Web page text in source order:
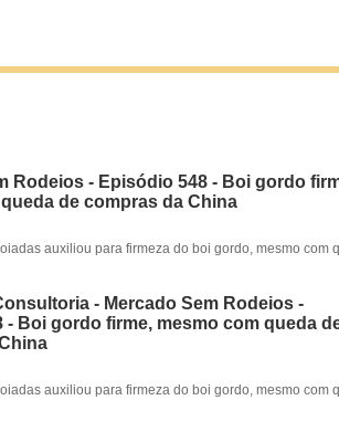
Rodeios - Episódio 548 - Boi gordo
de compras da China
auxiliou para firmeza do boi gordo, mesmo com
- Mercado Sem Rodeios -
- Boi gordo firme, mesmo com queda
auxiliou para firmeza do boi gordo, mesmo com